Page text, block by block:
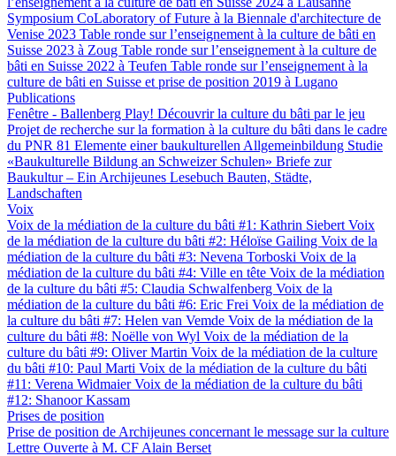
Symposium CoLaboratory of Future à la Biennale d'architecture de
Venise 2023 Table ronde sur l’enseignement à la culture de bâti en
Suisse 2023 à Zoug Table ronde sur l’enseignement à la culture de
bâti en Suisse 2022 à Teufen Table ronde sur l’enseignement à la
culture de bâti en Suisse et prise de position 2019 à Lugano
Publications
Fenêtre - Ballenberg Play! Découvrir la culture du bâti par le jeu
Projet de recherche sur la formation à la culture du bâti dans le cadre
du PNR 81 Elemente einer baukulturellen Allgemeinbildung Studie
«Baukulturelle Bildung an Schweizer Schulen» Briefe zur
Baukultur – Ein Archijeunes Lesebuch Bauten, Städte,
Landschaften
Voix
Voix de la médiation de la culture du bâti #1: Kathrin Siebert Voix
de la médiation de la culture du bâti #2: Héloïse Gailing Voix de la
médiation de la culture du bâti #3: Nevena Torboski Voix de la
médiation de la culture du bâti #4: Ville en tête Voix de la médiation
de la culture du bâti #5: Claudia Schwalfenberg Voix de la
médiation de la culture du bâti #6: Eric Frei Voix de la médiation de
la culture du bâti #7: Helen van Vemde Voix de la médiation de la
culture du bâti #8: Noëlle von Wyl Voix de la médiation de la
culture du bâti #9: Oliver Martin Voix de la médiation de la culture
du bâti #10: Paul Marti Voix de la médiation de la culture du bâti
#11: Verena WidmaierVoix de la médiation de la culture du bâti
#12: Shanoor Kassam
Prises de position
Prise de position de Archijeunes concernant le message sur la culture
Lettre Ouverte à M. CF Alain Berset